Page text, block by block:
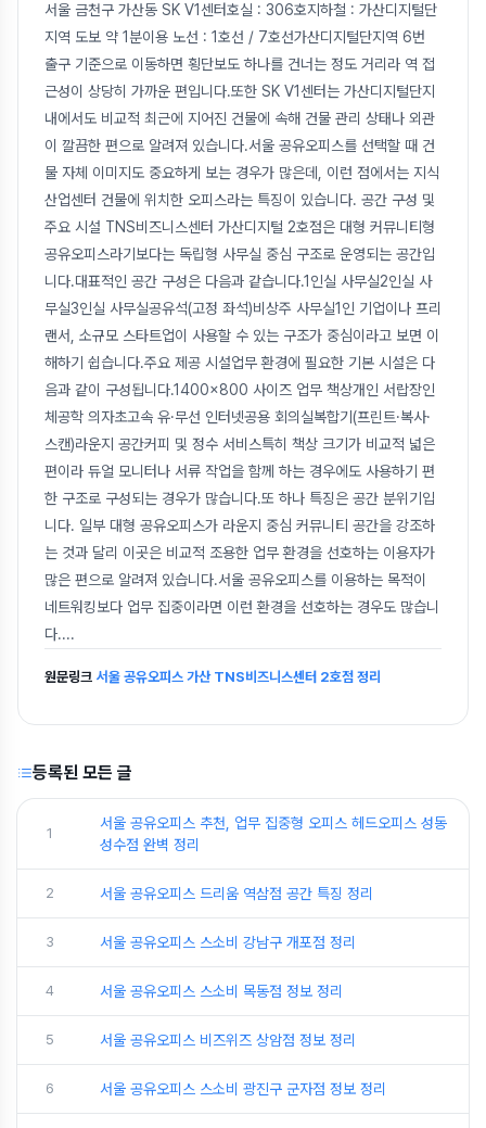
서울 금천구 가산동 SK V1센터호실 : 306호지하철 : 가산디지털단
지역 도보 약 1분이용 노선 : 1호선 / 7호선가산디지털단지역 6번
출구 기준으로 이동하면 횡단보도 하나를 건너는 정도 거리라 역 접
근성이 상당히 가까운 편입니다.또한 SK V1센터는 가산디지털단지
내에서도 비교적 최근에 지어진 건물에 속해 건물 관리 상태나 외관
이 깔끔한 편으로 알려져 있습니다.서울 공유오피스를 선택할 때 건
물 자체 이미지도 중요하게 보는 경우가 많은데, 이런 점에서는 지식
산업센터 건물에 위치한 오피스라는 특징이 있습니다. 공간 구성 및
주요 시설 TNS비즈니스센터 가산디지털 2호점은 대형 커뮤니티형
공유오피스라기보다는 독립형 사무실 중심 구조로 운영되는 공간입
니다.대표적인 공간 구성은 다음과 같습니다.1인실 사무실2인실 사
무실3인실 사무실공유석(고정 좌석)비상주 사무실1인 기업이나 프리
랜서, 소규모 스타트업이 사용할 수 있는 구조가 중심이라고 보면 이
해하기 쉽습니다.주요 제공 시설업무 환경에 필요한 기본 시설은 다
음과 같이 구성됩니다.1400×800 사이즈 업무 책상개인 서랍장인
체공학 의자초고속 유·무선 인터넷공용 회의실복합기(프린트·복사·
스캔)라운지 공간커피 및 정수 서비스특히 책상 크기가 비교적 넓은
편이라 듀얼 모니터나 서류 작업을 함께 하는 경우에도 사용하기 편
한 구조로 구성되는 경우가 많습니다.또 하나 특징은 공간 분위기입
니다. 일부 대형 공유오피스가 라운지 중심 커뮤니티 공간을 강조하
는 것과 달리 이곳은 비교적 조용한 업무 환경을 선호하는 이용자가
많은 편으로 알려져 있습니다.서울 공유오피스를 이용하는 목적이
네트워킹보다 업무 집중이라면 이런 환경을 선호하는 경우도 많습니
다....
원문링크 서울 공유오피스 가산 TNS비즈니스센터 2호점 정리
등록된 모든 글
1
서울 공유오피스 추천, 업무 집중형 오피스 헤드오피스 성동
성수점 완벽 정리
2 서울 공유오피스 드리움 역삼점 공간 특징 정리
3 서울 공유오피스 스소비 강남구 개포점 정리
4 서울 공유오피스 스소비 목동점 정보 정리
5 서울 공유오피스 비즈위즈 상암점 정보 정리
6 서울 공유오피스 스소비 광진구 군자점 정보 정리